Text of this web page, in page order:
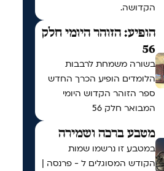
הקדושה.
הופיע: הזוהר היומי חלק
56
בשורה משמחת לרבבות
הלומדים הופיע הכרך החדש
ספר הזוהר הקדוש היומי
המבואר חלק 56
מטבע ברכה ושמירה
במטבע זו נרשמו שמות
הקודש המסוגלים ל - פרנסה |